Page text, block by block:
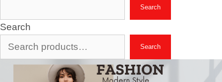
Search
Search
Search